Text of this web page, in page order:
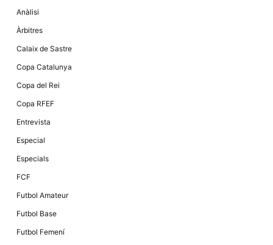
Anàlisi
Àrbitres
Calaix de Sastre
Copa Catalunya
Copa del Rei
Copa RFEF
Entrevista
Especial
Especials
FCF
Futbol Amateur
Futbol Base
Futbol Femení